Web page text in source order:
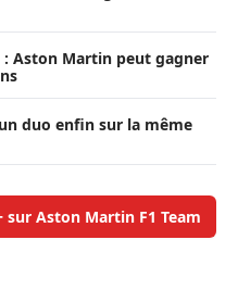
: Aston Martin peut gagner
duo enfin sur la même
sur Aston Martin F1 Team